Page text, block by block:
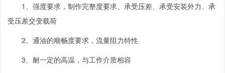
1、强度要求，制作完整度要求、承受压差、承受安装外力、承
受压差交变载荷
2、通油的顺畅度要求，流量阻力特性
3、耐一定的高温，与工作介质相容